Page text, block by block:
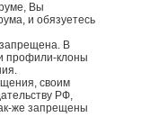
Вы
и обязуетесь
В
профили-клоны
своим
РФ,
же запрещены